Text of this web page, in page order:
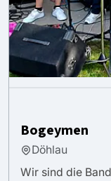
Bogeymen
Döhlau
Wir sind die